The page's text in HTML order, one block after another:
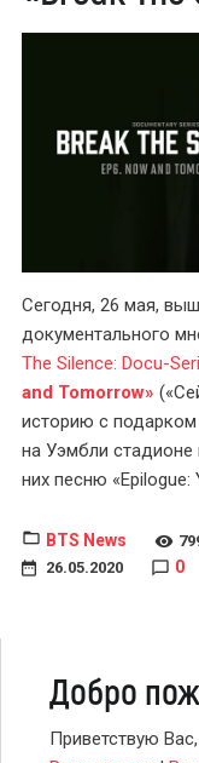
Сегодня, 26 мая,
документального
The Silence: Docu-
and Tomorrow»
историю с
на Уэмбли стадионе
них песню «Epilogue:
BTS News
26.05.2020 0
Добро
Приветствую Вас,